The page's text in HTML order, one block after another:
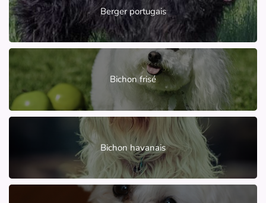
Berger portugais
Bichon frisé
Bichon havanais